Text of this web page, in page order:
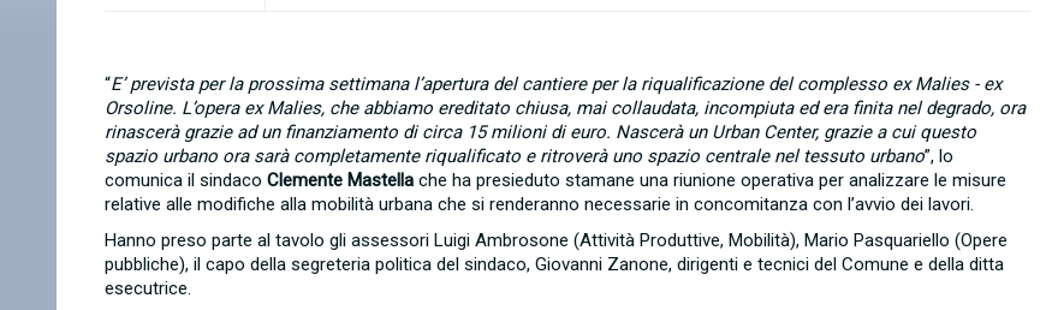
“E’ prevista per la prossima settimana l’apertura del cantiere per la riqualificazione del complesso ex Malies - ex
Orsoline. L’opera ex Malies, che abbiamo ereditato chiusa, mai collaudata, incompiuta ed era finita nel degrado, ora
rinascerà grazie ad un finanziamento di circa 15 milioni di euro. Nascerà un Urban Center, grazie a cui questo
spazio urbano ora sarà completamente riqualificato e ritroverà uno spazio centrale nel tessuto urbano”, lo
comunica il sindaco Clemente Mastella che ha presieduto stamane una riunione operativa per analizzare le misure
relative alle modifiche alla mobilità urbana che si renderanno necessarie in concomitanza con l’avvio dei lavori.
Hanno preso parte al tavolo gli assessori Luigi Ambrosone (Attività Produttive, Mobilità), Mario Pasquariello (Opere
pubbliche), il capo della segreteria politica del sindaco, Giovanni Zanone, dirigenti e tecnici del Comune e della ditta
esecutrice.